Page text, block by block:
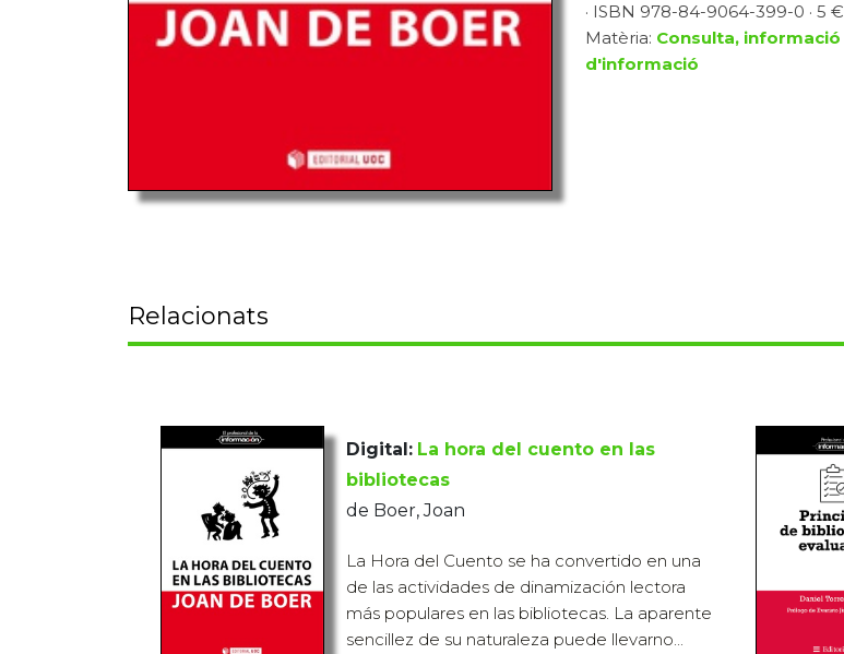
· ISBN 978-84-9064-399-0 · 5
Matèria: Consulta,
d'informació
Relacionats
Digital: La hora del cuento en las
bibliotecas
de Boer, Joan
La Hora del Cuento se ha convertido en una
de las actividades de dinamización lectora
más populares en las bibliotecas. La aparente
sencillez de su naturaleza puede llevarno...